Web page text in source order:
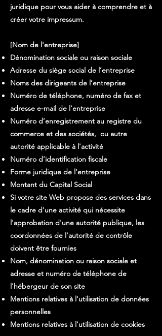
juridique pour vous aider à comprendre et à
créer votre impressum.
[Nom de l'entreprise]
Dénomination sociale ou raison sociale
Adresse du siège social de l’entreprise
Noms des dirigeants de l’entreprise
Numéro de téléphone, numéro de fax et
adresse e-mail de l'entreprise
Numéro d’enregistrement au registre du
commerce et des sociétés, ou autre
autorité applicable à l'activité
Numéro d’identification fiscale
Forme juridique de l’entreprise
Montant du Capital Social
Si votre site Web propose des services dans
le cadre d'une activité qui nécessite
l'approbation d'une autorité publique, les
coordonnées de l'autorité de contrôle
doivent être fournies
Nom, dénomination ou raison sociale et
adresse et numéro de téléphone de
l'hébergeur de son site
Mentions relatives à l'utilisation de données
personnelles
Mentions relatives à l'utilisation de cookies